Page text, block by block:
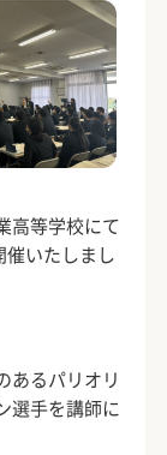
高等学校にて
催いたしまし
あるパリオリ
選手を講師に